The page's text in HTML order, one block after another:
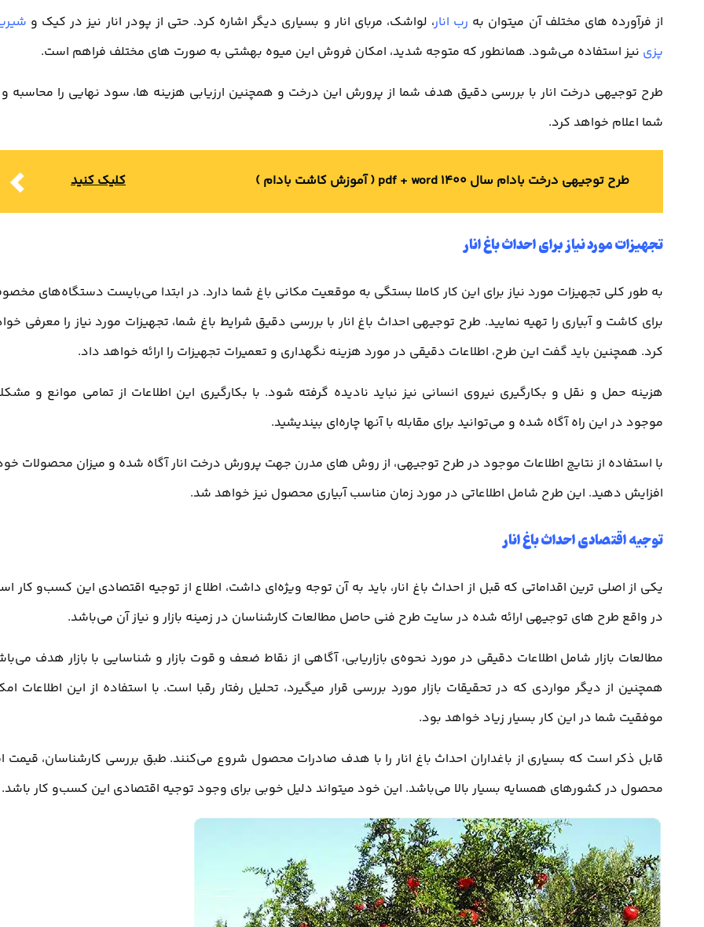
از فرآورده های مختلف آن میتوان به رب انار، لواشک، مربای انار و بسیاری دیگر اشاره کرد. حتی از پودر انار نیز در کیک و
پزی نیز استفاده می‌شود. همانطور که متوجه شدید، امکان فروش این میوه بهشتی به صورت های مختلف فراهم است.
طرح توجیهی درخت انار با بررسی دقیق هدف شما از پرورش این درخت و همچنین ارزیابی هزینه ها، سود نهایی را محاسبه
شما اعلام خواهد کرد.
کلیک کنید طرح توجیهی درخت بادام سال 1400 pdf + word ( آموزش کاشت بادام )
تجهیزات مورد نیاز برای احداث باغ انار
به طور کلی تجهیزات مورد نیاز برای این کار کاملا بستگی به موقعیت مکانی باغ شما دارد. در ابتدا می‌بایست دستگاه‌های
برای کاشت و آبیاری را تهیه نمایید. طرح توجیهی احداث باغ انار با بررسی دقیق شرایط باغ شما، تجهیزات مورد نیاز را معرفی
کرد. همچنین باید گفت این طرح، اطلاعات دقیقی در مورد هزینه نگهداری و تعمیرات تجهیزات را ارائه خواهد داد.
هزینه حمل و نقل و بکارگیری نیروی انسانی نیز نباید نادیده گرفته شود. با بکارگیری این اطلاعات از تمامی موانع و
موجود در این راه آگاه شده و می‌توانید برای مقابله با آنها چاره‌ای بیندیشید.
با استفاده از نتایج اطلاعات موجود در طرح توجیهی، از روش های مدرن جهت پرورش درخت انار آگاه شده و میزان محصولات
افزایش دهید. این طرح شامل اطلاعاتی در مورد زمان مناسب آبیاری محصول نیز خواهد شد.
توجیه اقتصادی احداث باغ انار
یکی از اصلی ترین اقداماتی که قبل از احداث باغ انار، باید به آن توجه ویژه‌ای داشت، اطلاع از توجیه اقتصادی این کسب‌و کار
در واقع طرح های توجیهی ارائه شده در سایت طرح فنی حاصل مطالعات کارشناسان در زمینه بازار و نیاز آن می‌باشد.
مطالعات بازار شامل اطلاعات دقیقی در مورد نحوه‌ی بازاریابی، آگاهی از نقاط ضعف و قوت بازار و شناسایی با بازار هدف
همچنین از دیگر مواردی که در تحقیقات بازار مورد بررسی قرار میگیرد، تحلیل رفتار رقبا است. با استفاده از این اطلاعات
موفقیت شما در این کار بسیار زیاد خواهد بود.
قابل ذکر است که بسیاری از باغداران احداث باغ انار را با هدف صادرات محصول شروع می‌کنند. طبق بررسی کارشناسان، قیمت
محصول در کشورهای همسایه بسیار بالا می‌باشد. این خود میتواند دلیل خوبی برای وجود توجیه اقتصادی این کسب‌و کار باشد.